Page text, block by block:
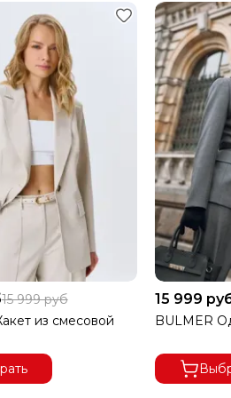
15 999 руб
из смесовой
15 999
BULMER